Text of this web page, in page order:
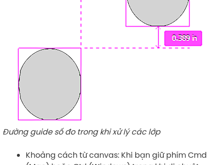
Đường guide số đo trong khi xử lý các lớp
Khoảng cách từ canvas: Khi bạn giữ phím Cmd